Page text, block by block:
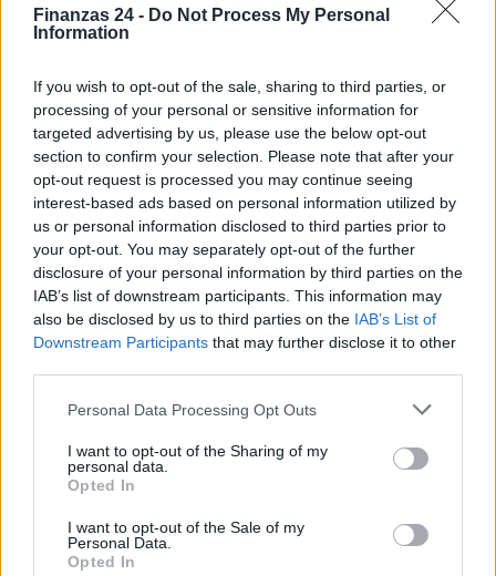
Finanzas 24 - Do Not Process My Personal
Information
If you wish to opt-out of the sale, sharing to third parties, or
processing of your personal or sensitive information for
targeted advertising by us, please use the below opt-out
section to confirm your selection. Please note that after your
opt-out request is processed you may continue seeing
interest-based ads based on personal information utilized by
us or personal information disclosed to third parties prior to
your opt-out. You may separately opt-out of the further
disclosure of your personal information by third parties on the
IAB’s list of downstream participants. This information may
also be disclosed by us to third parties on the IAB’s List of
Downstream Participants that may further disclose it to other
Please note that this website/app uses one or more Google
not limited to your visit or usage behaviour. You may click to
grant or deny consent to Google and its third-party tags to
use your data for below specified purposes in below Google
consent section.
Personal Data Processing Opt Outs
I want to opt-out of the Sharing of my
personal data.
Opted In
I want to opt-out of the Sale of my
Personal Data.
Opted In
Cómo la crisis de refino está afectando los precios de la
gasolina y el diésel
Lucía Herrera · 7 Ago 2026